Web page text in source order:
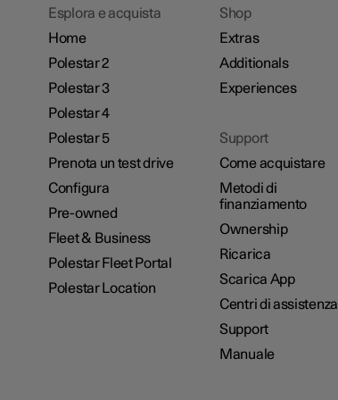
Esplora e acquista
Home
Polestar 2
Polestar 3
Polestar 4
Polestar 5
Prenota un test drive
Configura
Pre-owned
Fleet & Business
Polestar Fleet Portal
Polestar Location
Shop
Extras
Additionals
Experiences
Support
Come acquistare
Metodi di
finanziamento
Ownership
Ricarica
Scarica App
Centri di assistenza
Support
Manuale